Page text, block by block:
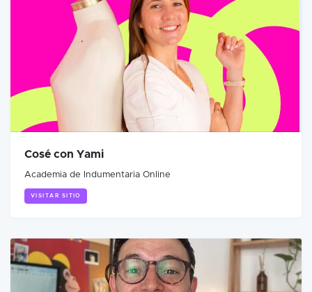
Cosé con Yami
Academia de Indumentaria Online
VISITAR SITIO